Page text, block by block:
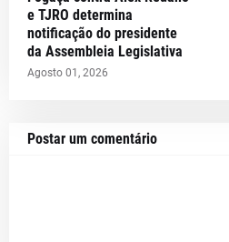
e TJRO determina
notificação do presidente
da Assembleia Legislativa
Agosto 01, 2026
Postar um comentário